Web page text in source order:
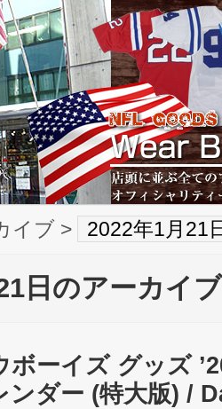
イブ > 2022年1月21
日のアーカイブ
ボーイズ グッズ
ンダー (特大版) /